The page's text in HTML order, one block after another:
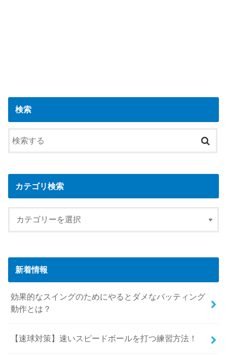
検索
カテゴリ検索
新着情報
効果的なスイングのためにやるとダメなバッティング
動作とは？
【速球対策】速いスピードボールを打つ練習方法！